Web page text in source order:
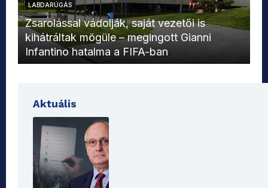
LABDARÚGÁS
Zsarolással vádolják, saját vezetői is
kihátráltak mögüle – megingott Gianni
Infantino hatalma a FIFA-ban
Aktuális